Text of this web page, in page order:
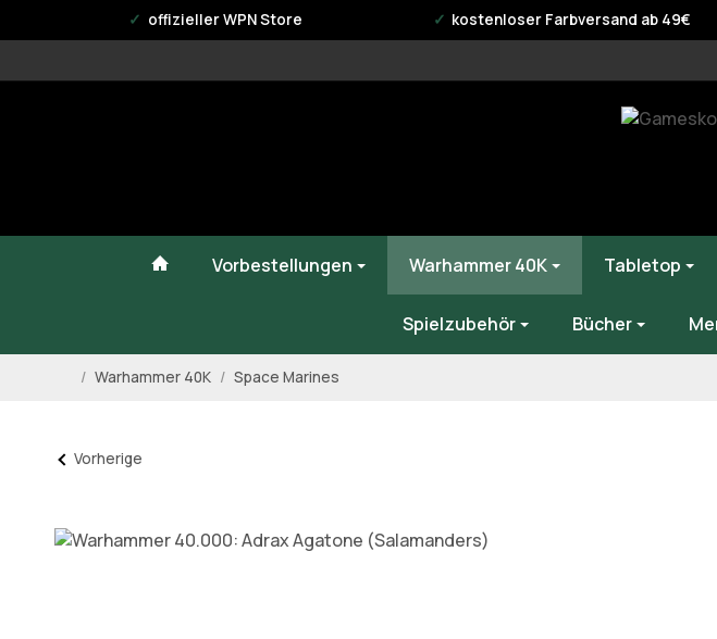
offizieller WPN Store kostenloser Farbversand ab 49€
#custom.linkHome#
Vorbestellungen Warhammer 40K Tabletop
Spielzubehör Bücher
/ Warhammer 40K / Space Marines
Vorherige